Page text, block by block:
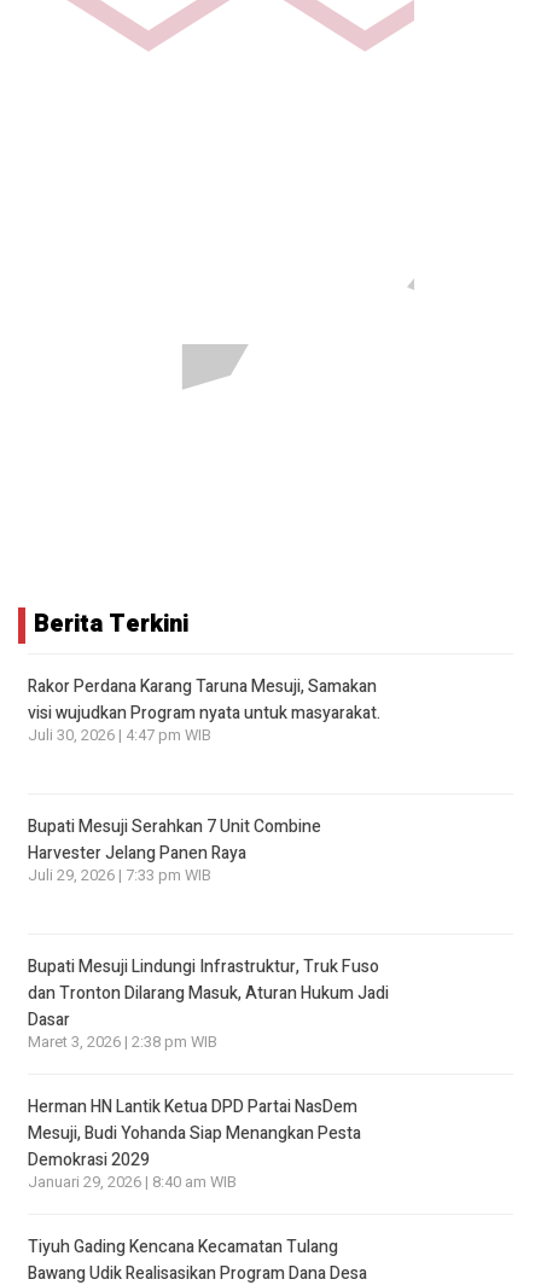
Berita Terkini
Rakor Perdana Karang Taruna Mesuji, Samakan
visi wujudkan Program nyata untuk masyarakat.
Juli 30, 2026 | 4:47 pm WIB
Bupati Mesuji Serahkan 7 Unit Combine
Harvester Jelang Panen Raya
Juli 29, 2026 | 7:33 pm WIB
Bupati Mesuji Lindungi Infrastruktur, Truk Fuso
dan Tronton Dilarang Masuk, Aturan Hukum Jadi
Dasar
Maret 3, 2026 | 2:38 pm WIB
Herman HN Lantik Ketua DPD Partai NasDem
Mesuji, Budi Yohanda Siap Menangkan Pesta
Demokrasi 2029
Januari 29, 2026 | 8:40 am WIB
Tiyuh Gading Kencana Kecamatan Tulang
Bawang Udik Realisasikan Program Dana Desa